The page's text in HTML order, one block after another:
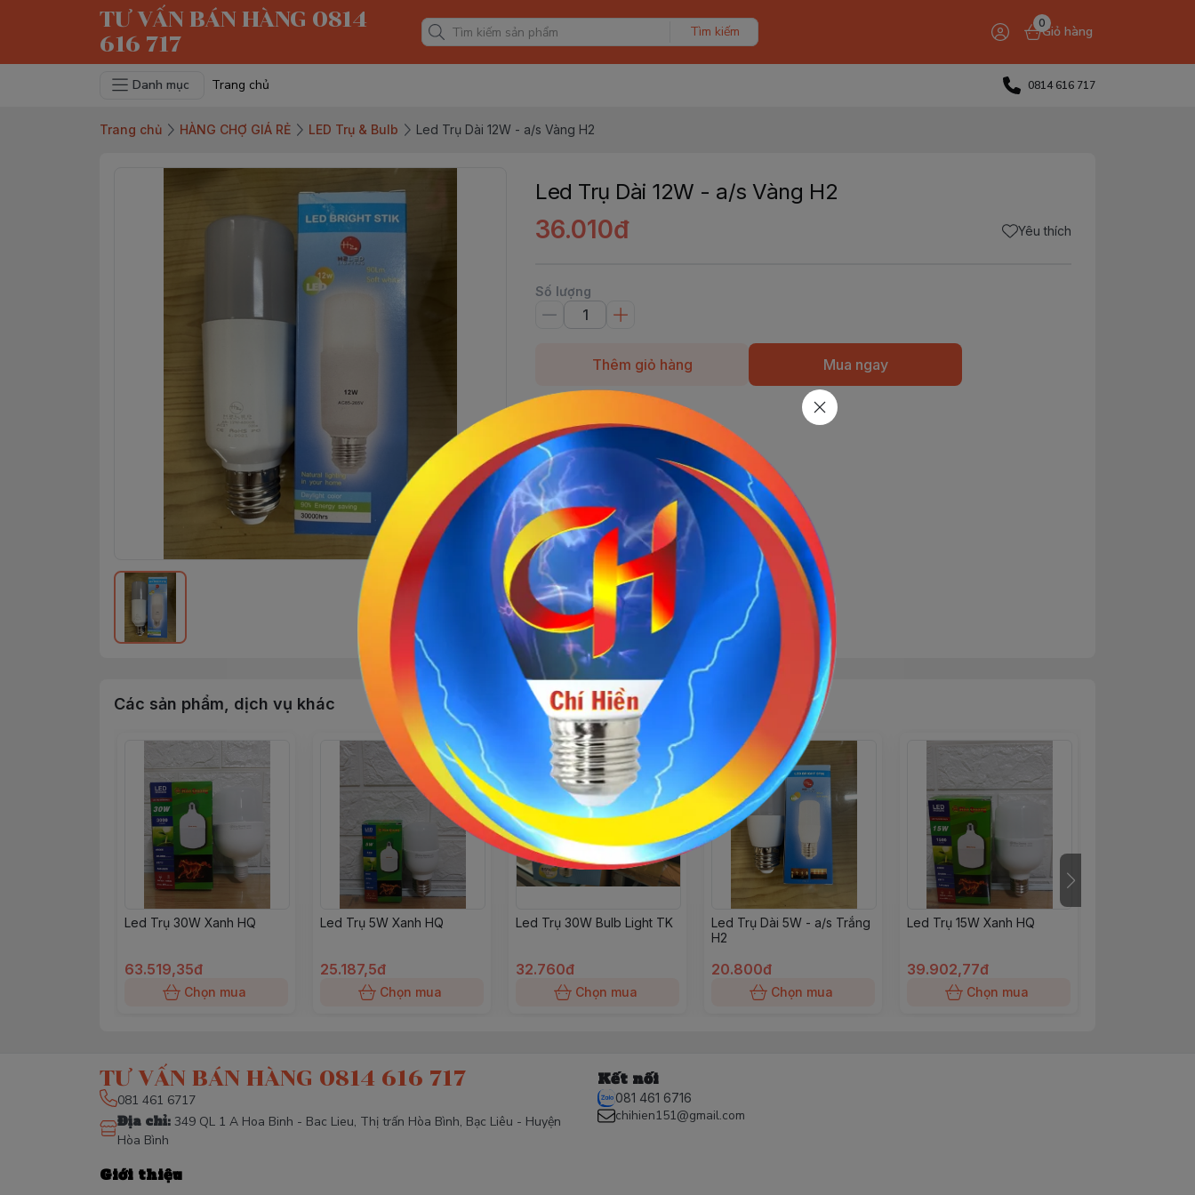
TƯ VẤN BÁN HÀNG 0814
616 717
Tìm kiếm
0
Giỏ hàng
Danh mục Trang chủ 0814 616 717
Trang chủ HÀNG CHỢ GIÁ RẺ LED Trụ & Bulb Led Trụ Dài 12W - a/s Vàng H2
Led Trụ Dài 12W - a/s Vàng H2
36.010đ Yêu thích
Số lượng
Thêm giỏ hàng Mua ngay
Các sản phẩm, dịch vụ khác
Led Trụ 30W Xanh HQ
63.519,35đ
Chọn mua
Led Trụ 5W Xanh HQ
25.187,5đ
Chọn mua
Led Trụ 30W Bulb Light TK
32.760đ
Chọn mua
Led Trụ Dài 5W - a/s Trắng
H2
20.800đ
Chọn mua
Led Trụ 15W Xanh HQ
39.902,77đ
Chọn mua
TƯ VẤN BÁN HÀNG 0814 616 717
081 461 6717
Địa chỉ: 349 QL 1 A Hoa Binh - Bac Lieu, Thị trấn Hòa Bình, Bạc Liêu - Huyện
Hòa Bình
Kết nối
081 461 6716
chihien151@gmail.com
Giới thiệu